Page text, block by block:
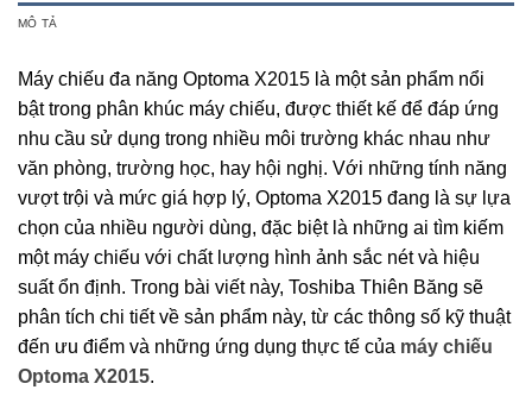
MÔ TẢ
Máy chiếu đa năng Optoma X2015 là một sản phẩm nổi
bật trong phân khúc máy chiếu, được thiết kế để đáp ứng
nhu cầu sử dụng trong nhiều môi trường khác nhau như
văn phòng, trường học, hay hội nghị. Với những tính năng
vượt trội và mức giá hợp lý, Optoma X2015 đang là sự lựa
chọn của nhiều người dùng, đặc biệt là những ai tìm kiếm
một máy chiếu với chất lượng hình ảnh sắc nét và hiệu
suất ổn định. Trong bài viết này, Toshiba Thiên Băng sẽ
phân tích chi tiết về sản phẩm này, từ các thông số kỹ thuật
đến ưu điểm và những ứng dụng thực tế của máy chiếu
Optoma X2015.